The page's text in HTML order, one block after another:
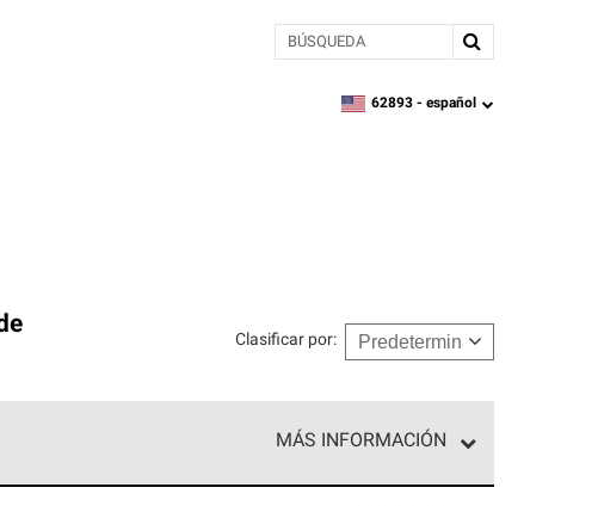
BÚSQUEDA
zipcode,language
62893 - español
Clasificar por:
MÁS INFORMACIÓN